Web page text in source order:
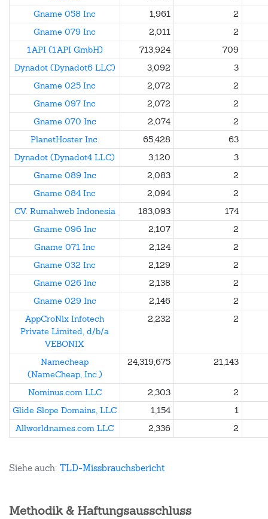
Gname 058 Inc
1,961
2
Gname 079 Inc
2,011
2
1API (1API GmbH)
713,924
709
Dynadot (Dynadot6 LLC)
3,092
3
Gname 025 Inc
2,072
2
Gname 097 Inc
2,072
2
Gname 070 Inc
2,074
2
PlanetHoster Inc.
65,428
63
Dynadot (Dynadot4 LLC)
3,120
3
Gname 089 Inc
2,083
2
Gname 084 Inc
2,094
2
CV. Rumahweb Indonesia
183,093
174
Gname 096 Inc
2,107
2
Gname 071 Inc
2,124
2
Gname 032 Inc
2,129
2
Gname 026 Inc
2,138
2
Gname 029 Inc
2,146
2
AppCroNix Infotech
Private Limited, d/b/a
VEBONIX
2,232 2
Namecheap
(NameCheap, Inc.)
24,319,675 21,143
Nominus.com LLC 2,303
2
Glide Slope Domains, LLC
1,154
1
Allworldnames.com LLC
2,336 2
Siehe auch: TLD-Missbrauchsbericht
Methodik & Haftungsausschluss